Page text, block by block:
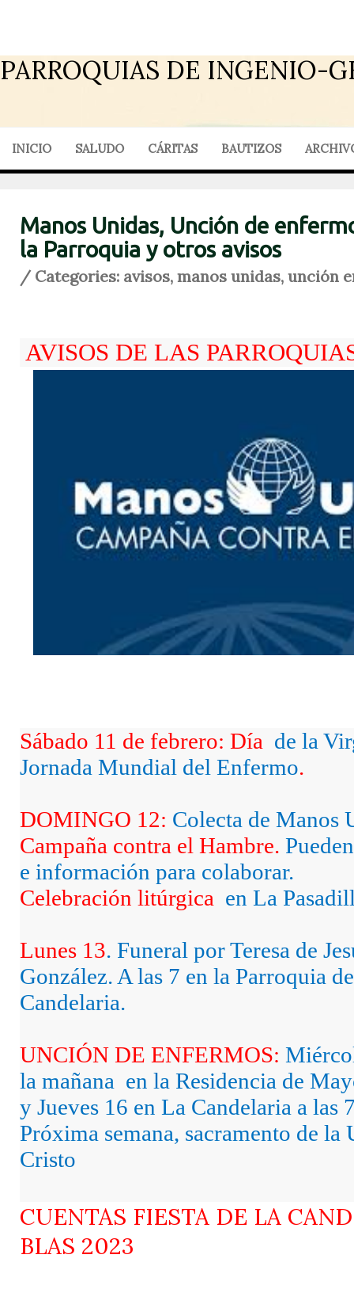
PARROQUIAS DE INGENIO-
INICIO SALUDO CÁRITAS BAUTIZOS
Manos Unidas, Unción de
la Parroquia y otros avisos
/ Categories: avisos,manos unidas,unción
AVISOS DE LAS
Sábado 11 de febrero: Día de la
Jornada Mundial del Enfermo.
DOMINGO 12: Colecta de Manos
Campaña contra el Hambre.
e información para colaborar.
Celebración litúrgica en La
Lunes 13. Funeral por Teresa de
González. A las 7 en la Parroquia
Candelaria.
UNCIÓN DE ENFERMOS:
la mañana en la Residencia de
y Jueves 16 en La Candelaria a las
Próxima semana, sacramento de la
Cristo
CUENTAS FIESTA DE LA
BLAS 2023